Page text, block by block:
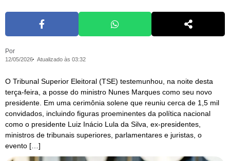
Por
12/05/2026 Atualizado às 03:32
O Tribunal Superior Eleitoral (TSE) testemunhou, na noite desta
terça-feira, a posse do ministro Nunes Marques como seu novo
presidente. Em uma cerimônia solene que reuniu cerca de 1,5 mil
convidados, incluindo figuras proeminentes da política nacional
como o presidente Luiz Inácio Lula da Silva, ex-presidentes,
ministros de tribunais superiores, parlamentares e juristas, o
evento […]